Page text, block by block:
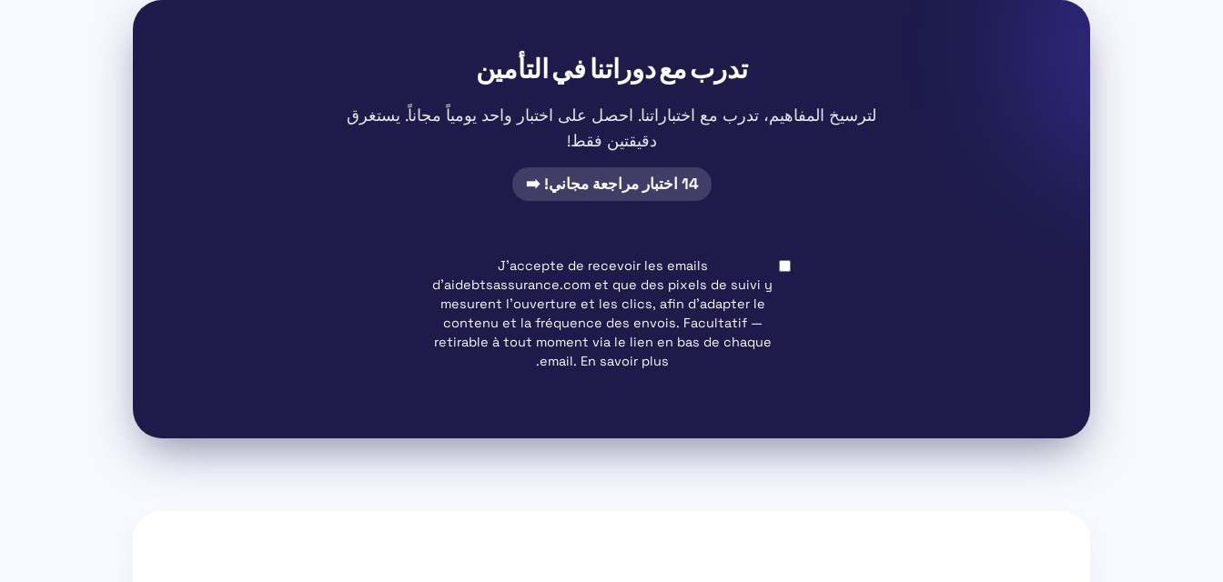
تدرب مع دوراتنا في التأمين
لترسيخ المفاهيم، تدرب مع اختباراتنا. احصل على اختبار واحد يومياً مجاناً. يستغرق
دقيقتين فقط!
14 اختبار مراجعة مجاني! ➡️
J'accepte de recevoir les emails
d'aidebtsassurance.com et que des pixels de suivi y
mesurent l'ouverture et les clics, afin d'adapter le
contenu et la fréquence des envois. Facultatif—
retirable à tout moment via le lien en bas de chaque
email. En savoir plus
.